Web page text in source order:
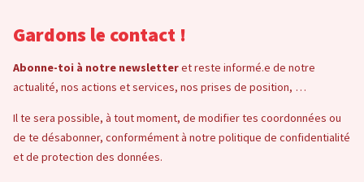
Gardons le contact !
Abonne-toi à notre newsletteret reste informé.e de notre
actualité, nos actions et services, nos prises de position, …
Il te sera possible, à tout moment, de modifier tes coordonnées ou
de te désabonner, conformément à notre politique de confidentialité
et de protection des données.